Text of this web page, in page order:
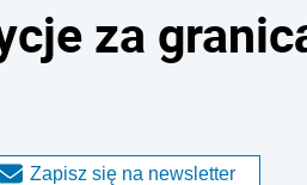
za
Zapisz się na newsletter